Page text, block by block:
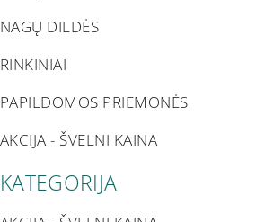
NAGŲ DILDĖS
RINKINIAI
PAPILDOMOS PRIEMONĖS
AKCIJA - ŠVELNI KAINA
KATEGORIJA